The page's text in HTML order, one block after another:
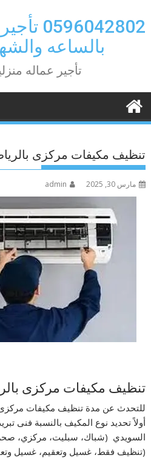
to
content
بالساعه
تأجير عماله
تنظيف مكيفات مركزى
مارس 30, 2025 admin
تنظيف مكيفات مركزى
للتحدث عن مدة تنظيف مكيفات
أولاً تحديد نوع المكيف بالنسبة فنى
السويدي (شباك، سبليت، مركزي،
(تنظيف فقط، غسيل وتعقيم، غسيل